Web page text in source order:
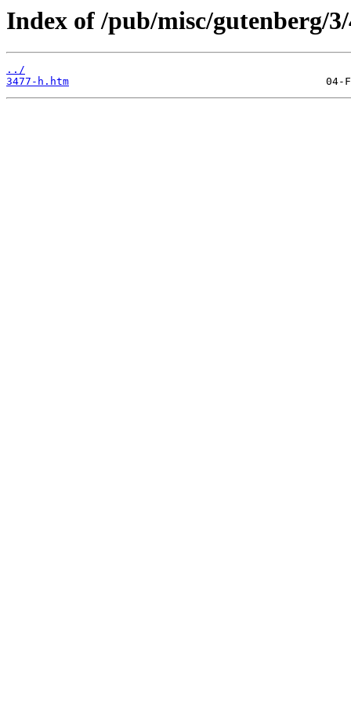
Index of /pub/misc/gutenberg/
../
3477-h.htm